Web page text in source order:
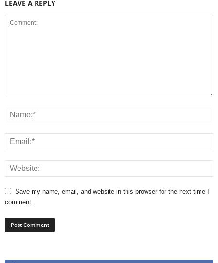
LEAVE A REPLY
Save my name, email, and website in this browser for the next time I
comment.